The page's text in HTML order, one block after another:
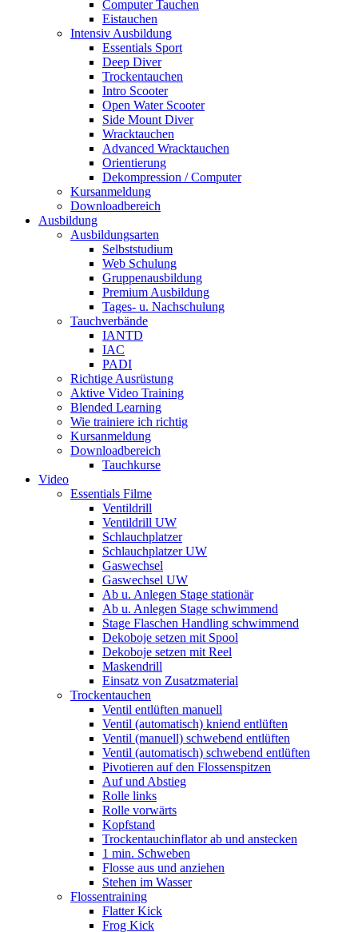
Computer Tauchen
Eistauchen
Intensiv Ausbildung
Essentials Sport
Deep Diver
Trockentauchen
Intro Scooter
Open Water Scooter
Side Mount Diver
Wracktauchen
Advanced Wracktauchen
Orientierung
Dekompression / Computer
Kursanmeldung
Downloadbereich
Ausbildung
Ausbildungsarten
Selbststudium
Web Schulung
Gruppenausbildung
Premium Ausbildung
Tages- u. Nachschulung
Tauchverbände
IANTD
IAC
PADI
Richtige Ausrüstung
Aktive Video Training
Blended Learning
Wie trainiere ich richtig
Kursanmeldung
Downloadbereich
Tauchkurse
Video
Essentials Filme
Ventildrill
Ventildrill UW
Schlauchplatzer
Schlauchplatzer UW
Gaswechsel
Gaswechsel UW
Ab u. Anlegen Stage stationär
Ab u. Anlegen Stage schwimmend
Stage Flaschen Handling schwimmend
Dekoboje setzen mit Spool
Dekoboje setzen mit Reel
Maskendrill
Einsatz von Zusatzmaterial
Trockentauchen
Ventil entlüften manuell
Ventil (automatisch) kniend entlüften
Ventil (manuell) schwebend entlüften
Ventil (automatisch) schwebend entlüften
Pivotieren auf den Flossenspitzen
Auf und Abstieg
Rolle links
Rolle vorwärts
Kopfstand
Trockentauchinflator ab und anstecken
1 min. Schweben
Flosse aus und anziehen
Stehen im Wasser
Flossentraining
Flatter Kick
Frog Kick